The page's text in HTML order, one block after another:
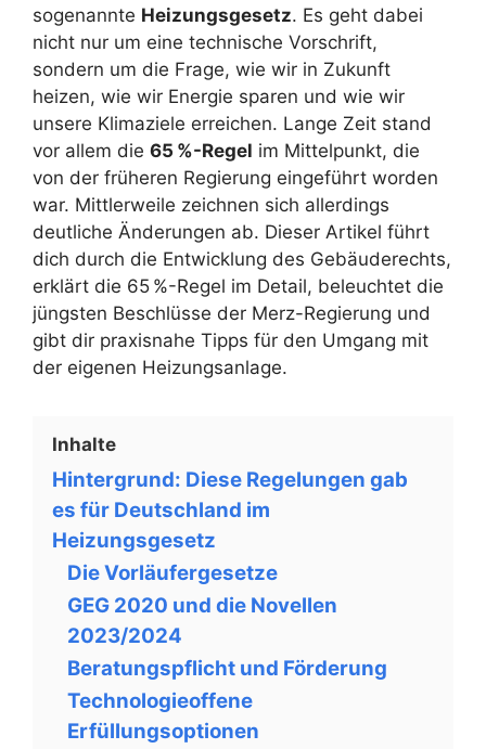
sogenannte Heizungsgesetz. Es geht dabei
nicht nur um eine technische Vorschrift,
sondern um die Frage, wie wir in Zukunft
heizen, wie wir Energie sparen und wie wir
unsere Klimaziele erreichen. Lange Zeit stand
vor allem die 65 %-Regel im Mittelpunkt, die
von der früheren Regierung eingeführt worden
war. Mittlerweile zeichnen sich allerdings
deutliche Änderungen ab. Dieser Artikel führt
dich durch die Entwicklung des Gebäuderechts,
erklärt die 65 %-Regel im Detail, beleuchtet die
jüngsten Beschlüsse der Merz-Regierung und
gibt dir praxisnahe Tipps für den Umgang mit
der eigenen Heizungsanlage.
Inhalte
Hintergrund: Diese Regelungen gab
es für Deutschland im
Heizungsgesetz
Die Vorläufergesetze
GEG 2020 und die Novellen
2023/2024
Beratungspflicht und Förderung
Technologieoffene
Erfüllungsoptionen